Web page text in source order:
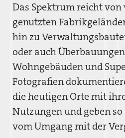
Das Spektrum reicht
genutzten
hin zu
oder auch
Wohngebäuden und
Fotografien
die heutigen Orte mit
Nutzungen und geben
vom Umgang mit der